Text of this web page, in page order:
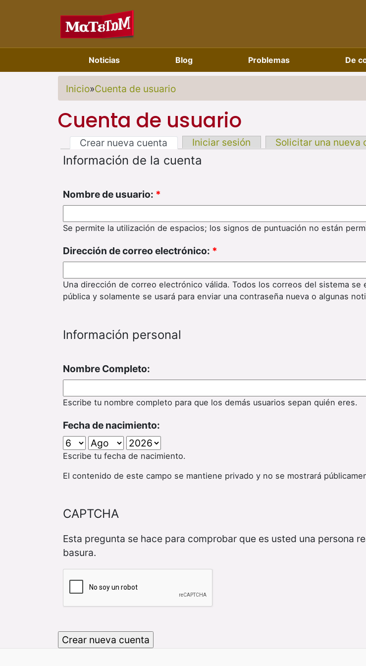
Noticias Blog Problemas De
Inicio»Cuenta de usuario
Cuenta de usuario
Crear nueva cuenta Iniciar sesión Solicitar una nueva
Información de la cuenta
Nombre de usuario: *
Se permite la utilización de espacios; los signos de puntuación no están
Dirección de correo electrónico: *
Una dirección de correo electrónico válida. Todos los correos del sistema
pública y solamente se usará para enviar una contraseña nueva o algunas
Información personal
Nombre Completo:
Escribe tu nombre completo para que los demás usuarios sepan quién eres.
Fecha de nacimiento:
Escribe tu fecha de nacimiento.
El contenido de este campo se mantiene privado y no se mostrará
CAPTCHA
Esta pregunta se hace para comprobar que es usted una persona
basura.